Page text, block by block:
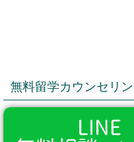
無料留学カウンセリ